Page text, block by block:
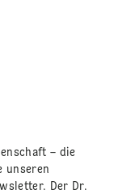
– die
unseren
Der Dr.